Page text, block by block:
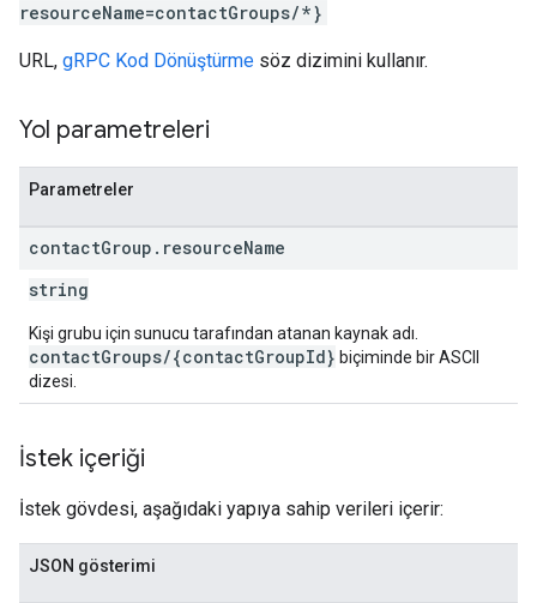
resourceName=contactGroups/*}
URL, gRPC Kod Dönüştürme söz dizimini kullanır.
Yol parametreleri
Parametreler
contactGroup . resourceName
string
Kişi grubu için sunucu tarafından atanan kaynak adı.
contactGroups/{contactGroupId} biçiminde bir ASCII
dizesi.
İstek içeriği
İstek gövdesi, aşağıdaki yapıya sahip verileri içerir:
JSON gösterimi